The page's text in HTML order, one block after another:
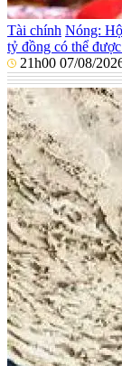
Tài chính Nóng:
tỷ đồng có thể
21h00 07/08/